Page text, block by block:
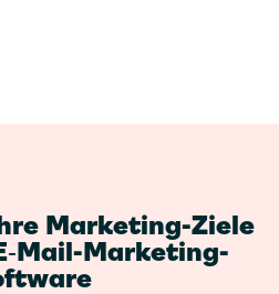
Marketing-Ziele
Marketing-